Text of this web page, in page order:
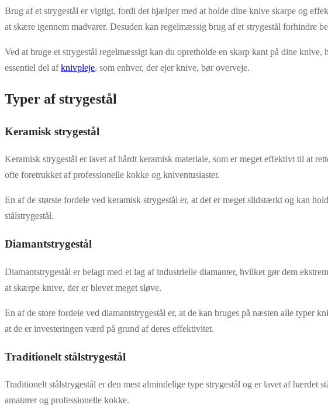
Brug af et strygestål er vigtigt, fordi det hjælper med at holde dine knive skarpe og
at skære igennem madvarer. Desuden kan regelmæssig brug af et strygestål forhindre
Ved at bruge et strygestål regelmæssigt kan du opretholde en skarp kant på dine
essentiel del afknivpleje, som enhver, der ejer knive, bør overveje.
Typer af strygestål
Keramisk strygestål
Keramisk strygestål er lavet af hårdt keramisk materiale, som er meget effektivt til at
ofte foretrukket af professionelle kokke og kniventusiaster.
En af de største fordele ved keramisk strygestål er, at det er meget slidstærkt og kan
stålstrygestål.
Diamantstrygestål
Diamantstrygestål er belagt med et lag af industrielle diamanter, hvilket gør dem
at skærpe knive, der er blevet meget sløve.
En af de store fordele ved diamantstrygestål er, at de kan bruges på næsten alle typer
at de er investeringen værd på grund af deres effektivitet.
Traditionelt stålstrygestål
Traditionelt stålstrygestål er den mest almindelige type strygestål og er lavet af
amatører og professionelle kokke.